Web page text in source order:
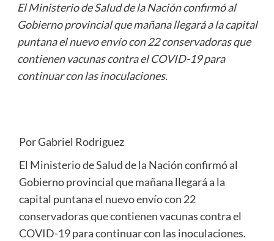
El Ministerio de Salud de la Nación confirmó al
Gobierno provincial que mañana llegará a la capital
puntana el nuevo envío con 22 conservadoras que
contienen vacunas contra el COVID-19 para
continuar con las inoculaciones.
Por Gabriel Rodriguez
El Ministerio de Salud de la Nación confirmó al
Gobierno provincial que mañana llegará a la
capital puntana el nuevo envío con 22
conservadoras que contienen vacunas contra el
COVID-19 para continuar con las inoculaciones.